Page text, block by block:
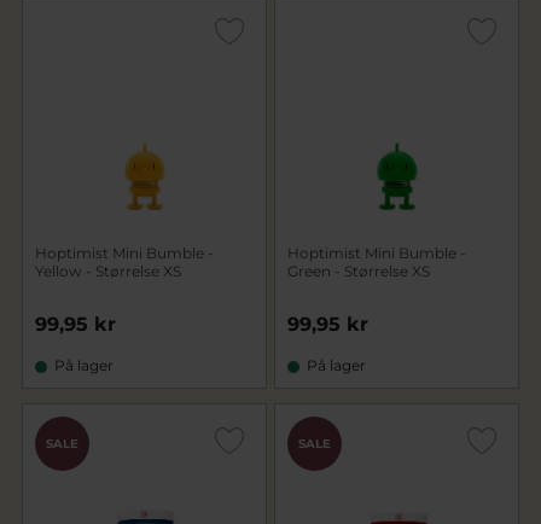
Hoptimist Mini Bumble -
Yellow - Størrelse XS
99,95 kr
På lager
Hoptimist Mini Bumble -
Green - Størrelse XS
99,95 kr
På lager
SALE SALE